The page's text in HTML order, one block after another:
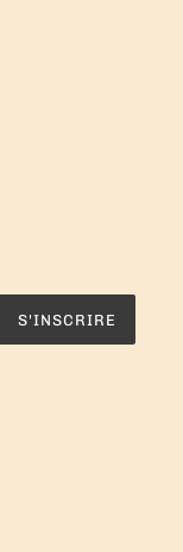
S'INSCRIRE